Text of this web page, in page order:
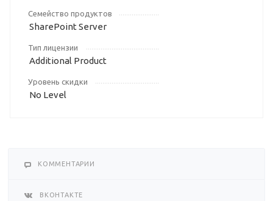
Семейство продуктов
SharePoint Server
Тип лицензии
Additional Product
Уровень скидки
No Level
КОММЕНТАРИИ
ВКОНТАКТЕ